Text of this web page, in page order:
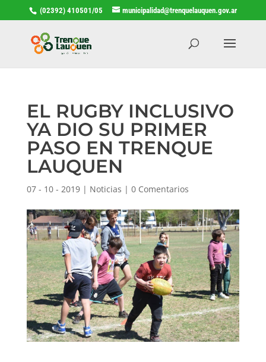
(02392) 410501/05 municipalidad@trenquelauquen.gov.ar
EL RUGBY INCLUSIVO
YA DIO SU PRIMER
PASO EN TRENQUE
LAUQUEN
07 - 10 - 2019| Noticias | 0 Comentarios